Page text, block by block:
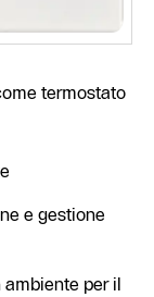
termostato
e gestione
per il